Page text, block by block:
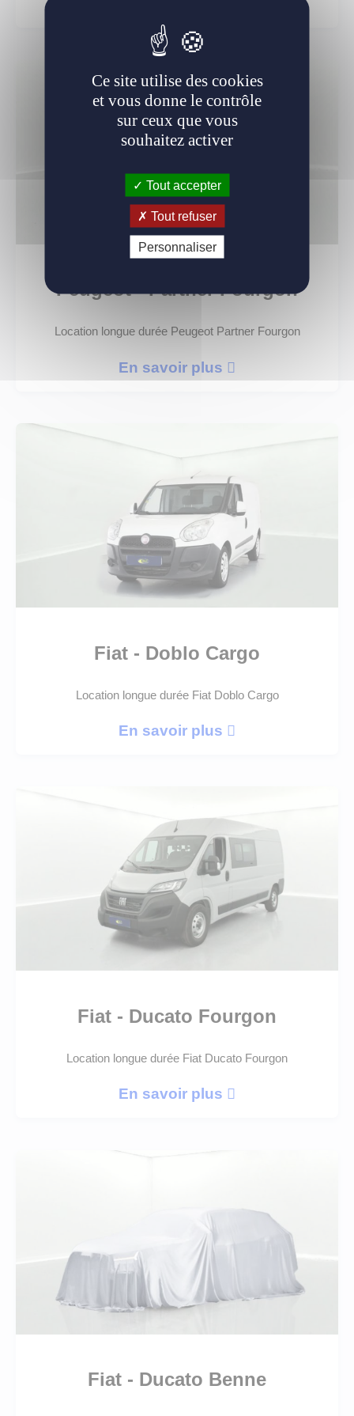
Peugeot - Partner Fourgon
Location longue durée Peugeot Partner Fourgon
En savoir plus
Fiat - Doblo Cargo
Location longue durée Fiat Doblo Cargo
En savoir plus
Fiat - Ducato Fourgon
Location longue durée Fiat Ducato Fourgon
En savoir plus
Fiat - Ducato Benne
Ce site utilise des cookies
et vous donne le contrôle
sur ceux que vous
souhaitez activer
Tout accepter
Tout refuser
Personnaliser